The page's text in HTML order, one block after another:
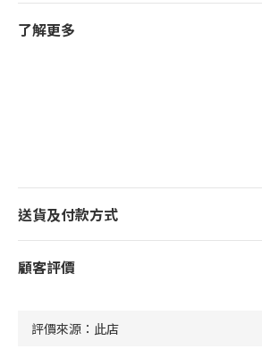
了解更多
送貨及付款方式
顧客評價